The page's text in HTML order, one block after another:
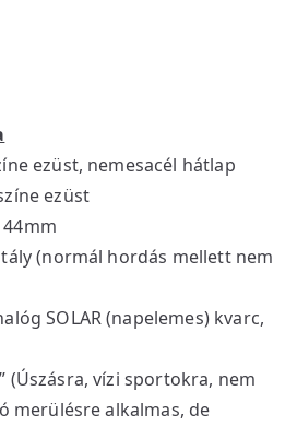
ezüst, nemesacél hátlap
ezüst
44mm
(normál hordás mellett nem
SOLAR (napelemes) kvarc,
(Úszásra, vízi sportokra, nem
merülésre alkalmas, de